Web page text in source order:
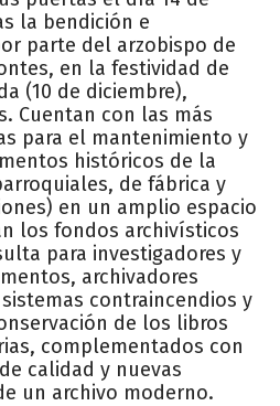
la bendición e
parte del arzobispo de
en la festividad de
(10 de diciembre),
Cuentan con las más
para el mantenimiento y
históricos de la
de fábrica y
en un amplio espacio
los fondos archivísticos
para investigadores y
archivadores
contraincendios y
de los libros
complementados con
calidad y nuevas
un archivo moderno.